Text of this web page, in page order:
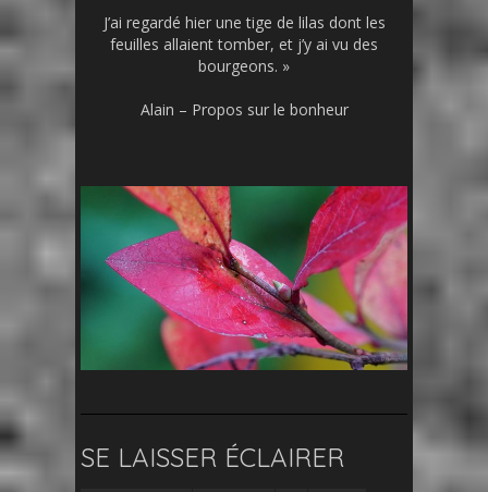
J’ai regardé hier une tige de lilas dont les
feuilles allaient tomber, et j’y ai vu des
bourgeons. »
Alain – Propos sur le bonheur
SE LAISSER ÉCLAIRER